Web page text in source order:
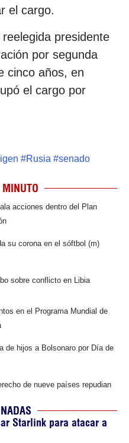
el cargo.
presidente
por segunda
cinco años, en
el cargo por
#Rusia #senado
acciones dentro del Plan
su corona en el sóftbol (m)
sobre conflicto en Libia
en el Programa Mundial de
de hijos a Bolsonaro por Día de
de nueve países repudian
Starlink para atacar a